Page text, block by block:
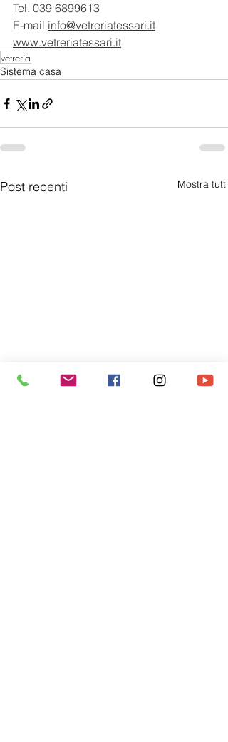
Tel. 039 6899613
E-mail info@vetreriatessari.it
www.vetreriatessari.it
vetreria
Sistema casa
Post recenti Mostra tutti